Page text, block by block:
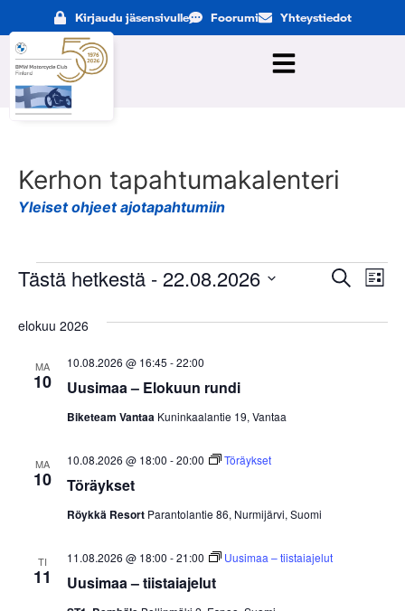
Kirjaudu jäsensivulle Foorumi Yhteystiedot
Kerhon tapahtumakalenteri
Yleiset ohjeet ajotapahtumiin
Etsi
Etsi Lista
Tästä hetkestä - 22.08.2026
elokuu 2026
MA
10 Uusimaa – Elokuun rundi
10.08.2026 @ 16:45 -22:00
Biketeam Vantaa Kuninkaalantie 19, Vantaa
MA
10 Töräykset
10.08.2026 @ 18:00 -20:00 Töräykset
Röykkä Resort Parantolantie 86, Nurmijärvi, Suomi
TI
11 Uusimaa – tiistaiajelut
11.08.2026 @ 18:00 -21:00 Uusimaa – tiistaiajelut